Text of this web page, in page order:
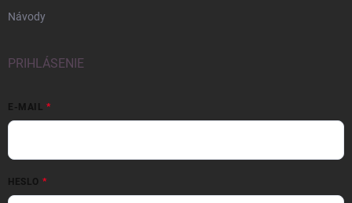
Návody
PRIHLÁSENIE
E-MAIL
HESLO